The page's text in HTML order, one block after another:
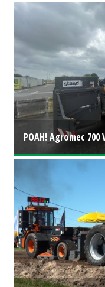
POAH! Agromec